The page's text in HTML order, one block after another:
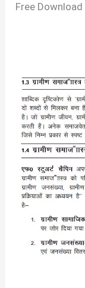
Free Download